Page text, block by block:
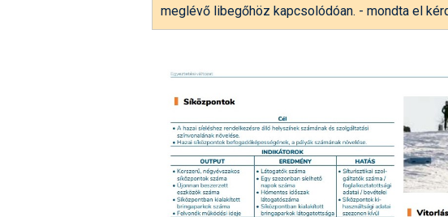
meglévő libegőhöz kapcsolódóan. - mondta el